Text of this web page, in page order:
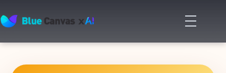
BLUECANVAS
메
뉴
기